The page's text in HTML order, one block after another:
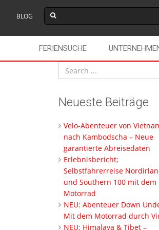
BLOG
FERIENSUCHE
Neueste Beiträge
Velo-Abenteuer von
nach Kambodscha – Neue
garantierte Abreisedaten
Erlebnisbericht;
Selbstfahrerreise
und Southern 100 mit dem
Motorrad
NEU: Abenteuer Down
Mit dem Motorrad durch
NEU: Himalaya & Tibet –